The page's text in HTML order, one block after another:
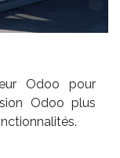
Odoo pour
Odoo plus